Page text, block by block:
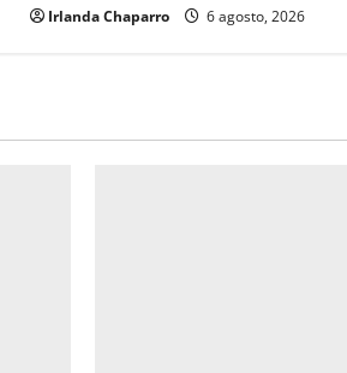
Irlanda Chaparro 6 agosto, 2026